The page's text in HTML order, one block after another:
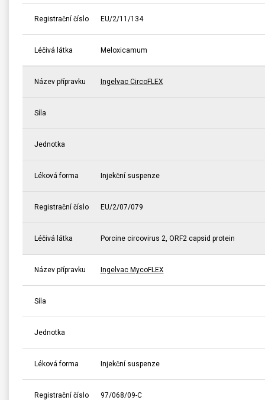
Registrační číslo EU/2/11/134
Léčivá látka Meloxicamum
Název přípravku Ingelvac CircoFLEX
Síla
Jednotka
Léková forma Injekční suspenze
Registrační číslo EU/2/07/079
Léčivá látka Porcine circovirus 2, ORF2 capsid protein
Název přípravku Ingelvac MycoFLEX
Síla
Jednotka
Léková forma Injekční suspenze
Registrační číslo 97/068/09-C